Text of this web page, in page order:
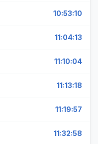
10:53:10
11:04:13
11:10:04
11:13:18
11:19:57
11:32:58